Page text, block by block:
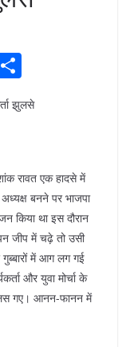
h
ar
झुलसे
रावत एक हादसे में
बनने पर भाजपा
किया था इस दौरान
जीप में चढ़े तो उसी
गुब्बारों में आग लग गई
और युवा मोर्चा के
गए। आनन-फानन में